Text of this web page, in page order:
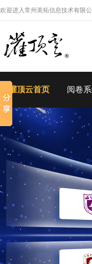
欢迎进入常州美拓信息技术有限公
灌顶云首页 阅卷